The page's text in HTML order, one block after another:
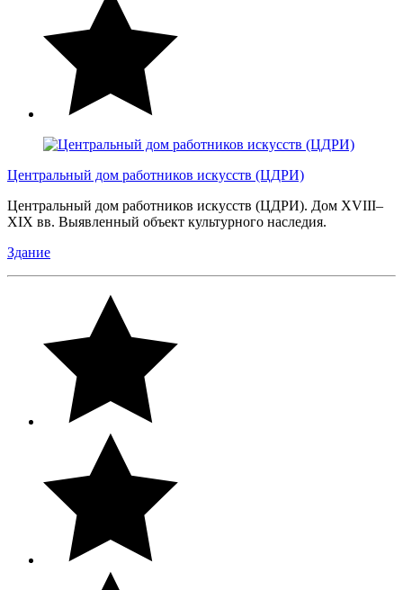
Центральный дом работников искусств (ЦДРИ)
Центральный дом работников искусств (ЦДРИ). Дом XVIII–
XIX вв. Выявленный объект культурного наследия.
Здание